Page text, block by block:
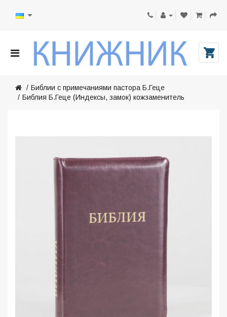
Библии с примечаниями пастора Б.Геце
Библия Б.Геце (Индексы, замок) кожзаменитель